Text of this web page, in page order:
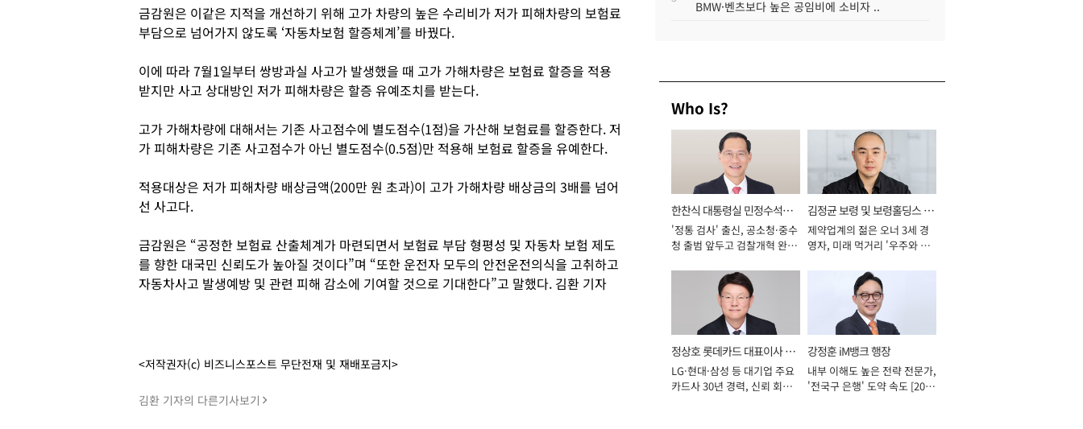
금감원은 이같은 지적을 개선하기 위해 고가 차량의 높은 수리비가 저가 피해차량의 보험료
부담으로 넘어가지 않도록 ‘자동차보험 할증체계’를 바꿨다.
이에 따라 7월1일부터 쌍방과실 사고가 발생했을 때 고가 가해차량은 보험료 할증을 적용
받지만 사고 상대방인 저가 피해차량은 할증 유예조치를 받는다.
고가 가해차량에 대해서는 기존 사고점수에 별도점수(1점)을 가산해 보험료를 할증한다. 저
가 피해차량은 기존 사고점수가 아닌 별도점수(0.5점)만 적용해 보험료 할증을 유예한다.
적용대상은 저가 피해차량 배상금액(200만 원 초과)이 고가 가해차량 배상금의 3배를 넘어
선 사고다.
금감원은 “공정한 보험료 산출체계가 마련되면서 보험료 부담 형평성 및 자동차 보험 제도
를 향한 대국민 신뢰도가 높아질 것이다”며 “또한 운전자 모두의 안전운전의식을 고취하고
자동차사고 발생예방 및 관련 피해 감소에 기여할 것으로 기대한다”고 말했다. 김환 기자
<저작권자(c) 비즈니스포스트 무단전재 및 재배포금지>
김환 기자의 다른기사보기
BMW·벤츠보다 높은 공임비에 소비자 ..
Who Is?
한찬식 대통령실 민정수석비
서관
'정통 검사' 출신, 공소청·중수
청 출범 앞두고 검찰개혁 완수
김정균 보령 및 보령홀딩스 대
표이사 사장
제약업계의 젊은 오너 3세 경
영자, 미래 먹거리 '우주와 헬
정상호 롯데카드 대표이사 사
장
LG·현대·삼성 등 대기업 주요
카드사 30년 경력, 신뢰 회복
강정훈 iM뱅크 행장
내부 이해도 높은 전략 전문가,
'전국구 은행' 도약 속도 [2026